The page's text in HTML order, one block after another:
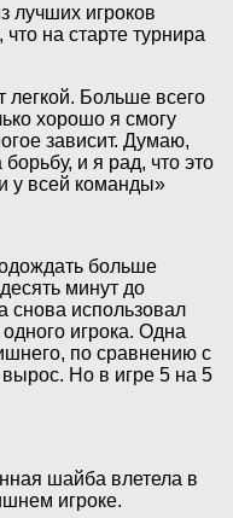
лучших игроков
на старте турнира
легкой. Больше всего
хорошо я смогу
зависит. Думаю,
и я рад, что это
у всей команды»
больше
минут до
использовал
игрока. Одна
по сравнению с
Но в игре 5 на 5
шайба влетела в
игроке.